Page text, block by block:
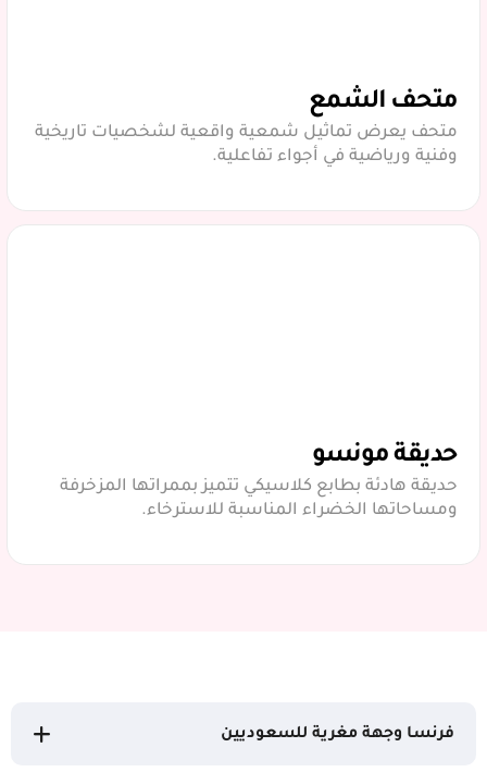
متحف الشمع
متحف يعرض تماثيل شمعية واقعية لشخصيات تاريخية
وفنية ورياضية في أجواء تفاعلية.
حديقة مونسو
حديقة هادئة بطابع كلاسيكي تتميز بممراتها المزخرفة
ومساحاتها الخضراء المناسبة للاسترخاء.
فرنسا وجهة مغرية للسعوديين